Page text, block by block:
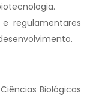
regulamentares
Biológicas